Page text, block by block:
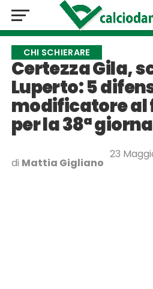
CHI SCHIERARE
Certezza Gila,
Luperto: 5
modificatore
per la 38ª
di Mattia Gigliano
23